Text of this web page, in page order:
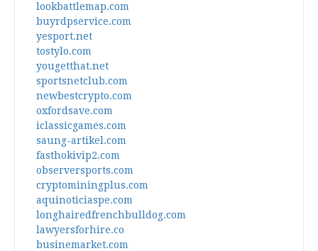
lookbattlemap.com
buyrdpservice.com
yesport.net
tostylo.com
yougetthat.net
sportsnetclub.com
newbestcrypto.com
oxfordsave.com
iclassicgames.com
saung-artikel.com
fasthokivip2.com
observersports.com
cryptominingplus.com
aquinoticiaspe.com
longhairedfrenchbulldog.com
lawyersforhire.co
businemarket.com